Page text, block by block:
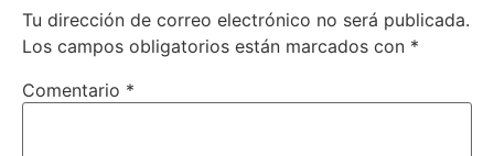
Tu dirección de correo electrónico no será publicada.
Los campos obligatorios están marcados con *
Comentario *